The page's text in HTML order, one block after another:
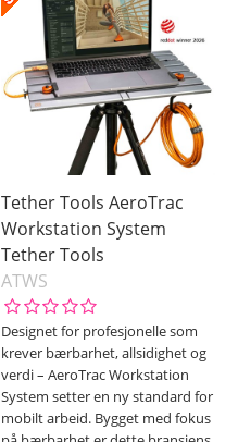
Tether Tools AeroTrac
Workstation System
Tether Tools
ATWS
Designet for profesjonelle som
krever bærbarhet, allsidighet og
verdi – AeroTrac Workstation
System setter en ny standard for
mobilt arbeid. Bygget med fokus